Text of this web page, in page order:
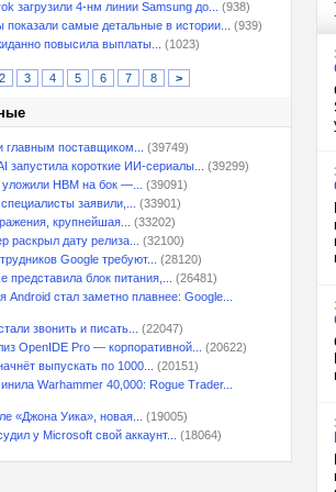
загрузили 4-нм линии Samsung до...
(938)
показали самые детальные в истории...
(939)
повысила выплаты...
(1023)
2 3 4 5 6 7 8 >
поставщиком...
(39749)
запустила короткие ИИ-сериалы...
(39299)
HBM на бок —...
(39091)
заявили,...
(33901)
крупнейшая...
(33202)
раскрыл дату релиза...
(32100)
Google требуют...
(28120)
представила блок питания,...
(26481)
Android стал заметно плавнее: Google...
звонить и писать...
(22047)
OpenIDE Pro — корпоративной...
(20622)
выпускать по 1000...
(20151)
Warhammer 40,000: Rogue Trader...
«Джона Уика», новая...
(19005)
у Microsoft свой аккаунт...
(18064)